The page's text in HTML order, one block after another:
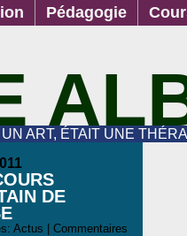
Pédagogie
ART, ÉTAIT UNE
DE
Actus
Commentaires